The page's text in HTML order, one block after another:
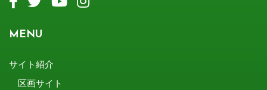
MENU
サイト紹介
区画サイト